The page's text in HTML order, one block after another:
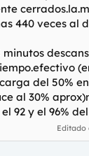
440 veces al
del 50%
al 30%
92 y el 96%
Editado